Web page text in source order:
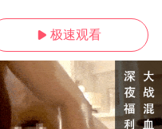
 极速观看